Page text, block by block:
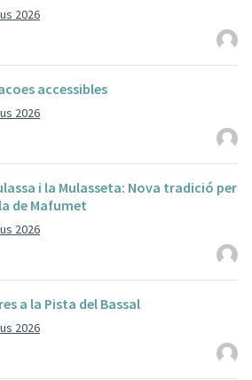
2026
accessibles
2026
i la Mulasseta: Nova tradició per
de Mafumet
2026
a la Pista del Bassal
2026